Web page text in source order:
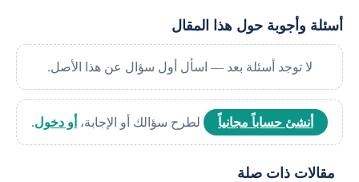
وتعكس حالة الاقتصاد، ويمكن استخدامها للتنبؤ باتجاهات السوق،
وتستخدم كمعيار لتقييم أداء المحافظ الاستثمارية.
المؤشرات أداء الأسواق المالية في بلدانها وتعتبر مؤشرات
رئيسية للاقتصاد العالمي.
أسئلة وأجوبة حول هذا المقال
لا توجد أسئلة بعد — اسأل أول سؤال عن هذا الأصل.
أنشئ حساباً مجانياً لطرح سؤالك أو الإجابة، أو دخول.
مقالات ذات صلة